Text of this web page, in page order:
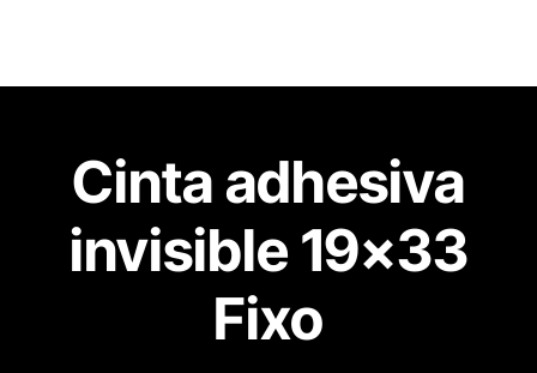
Cinta adhesiva
invisible 19x33
Fixo